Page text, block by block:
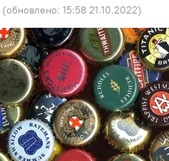
(обновлено: 15:58 21.10.2022)